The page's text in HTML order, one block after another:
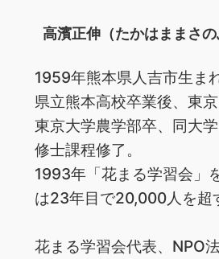
高濱正伸（たかはままさの
1959年熊本県人吉市生まれ
県立熊本高校卒業後、東京
東京大学農学部卒、同大
修士課程修了。
1993年「花まる学習会」
は23年目で20,000人を超
花まる学習会代表、NPO